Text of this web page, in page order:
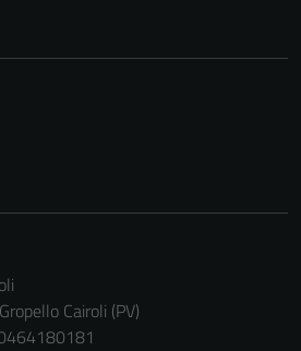
Cairoli (PV)
per il